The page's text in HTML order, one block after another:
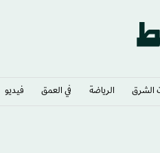
الشرق​ الرياضة في العمق فيديو